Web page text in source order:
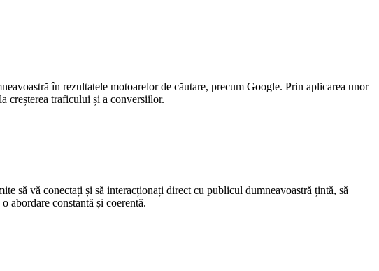
în rezultatele motoarelor de căutare, precum Google. Prin aplicarea unor
creșterea traficului și a conversiilor.
să vă conectați și să interacționați direct cu publicul dumneavoastră țintă, să
abordare constantă și coerentă.